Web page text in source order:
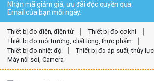
Nhận mã giảm giá, ưu đãi độc quyền qua
Email của bạn mỗi ngày.
Thiết bị đo điện, điện tử
Thiết bị đo cơ khí
Thiết bị đo môi trường, chất lỏng, thực phẩm
Thiết bị đo nhiệt độ
Thiết bị đo áp suất, thủy lực
Máy nội soi, Camera